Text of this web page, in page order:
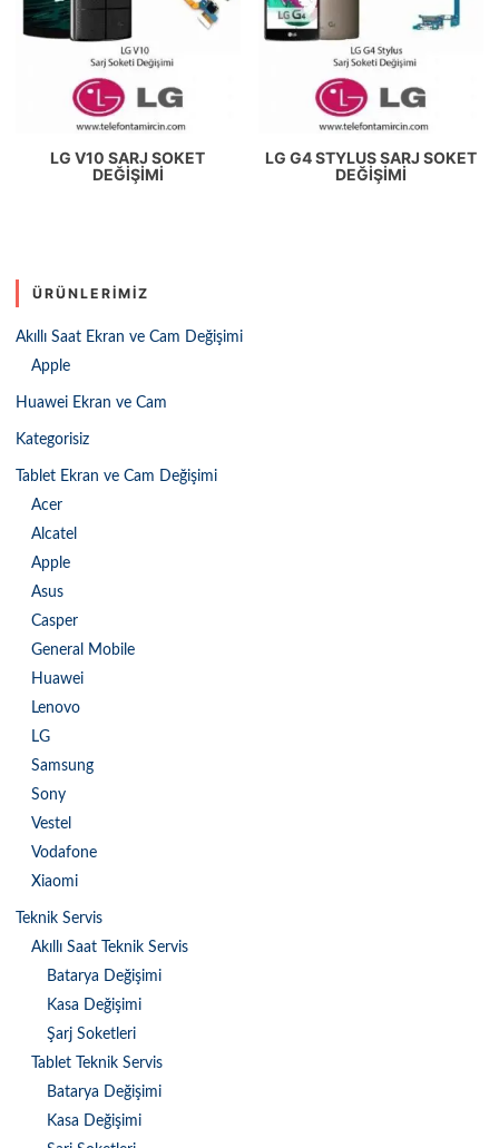
LG V10 SARJ SOKET
DEĞIŞIMI
LG G4 STYLUS SARJ SOKET
DEĞIŞIMI
ÜRÜNLERIMIZ
Akıllı Saat Ekran ve Cam Değişimi
Apple
Huawei Ekran ve Cam
Kategorisiz
Tablet Ekran ve Cam Değişimi
Acer
Alcatel
Apple
Asus
Casper
General Mobile
Huawei
Lenovo
LG
Samsung
Sony
Vestel
Vodafone
Xiaomi
Teknik Servis
Akıllı Saat Teknik Servis
Batarya Değişimi
Kasa Değişimi
Şarj Soketleri
Tablet Teknik Servis
Batarya Değişimi
Kasa Değişimi